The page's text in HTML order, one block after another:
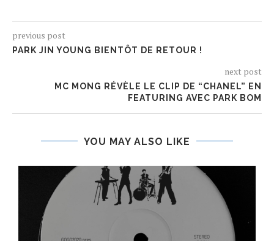
previous post
PARK JIN YOUNG BIENTÔT DE RETOUR !
next post
MC MONG RÉVÈLE LE CLIP DE “CHANEL” EN
FEATURING AVEC PARK BOM
YOU MAY ALSO LIKE